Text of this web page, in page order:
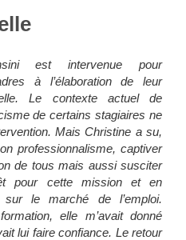
est intervenue pour
à l’élaboration de leur
Le contexte actuel de
de certains stagiaires ne
Mais Christine a su,
professionnalisme, captiver
de tous mais aussi susciter
pour cette mission et en
le marché de l’emploi.
elle m’avait donné
lui faire confiance. Le retour